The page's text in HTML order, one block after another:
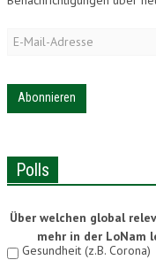
E-
Polls
Über welchen global
mehr in der LoNam
Gesundheit (z.B. Corona)